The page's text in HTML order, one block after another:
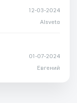
12-03-2024
Alsveta
01-07-2024
Евгений